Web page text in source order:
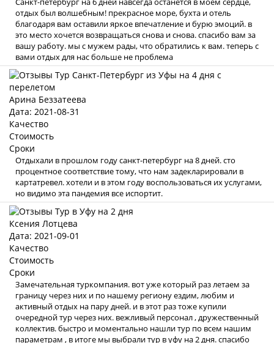
отдых был волшебным! прекрасное море, бухта и отель
благодаря вам оставили яркое впечатление и бурю эмоций. в
это место хочется возвращаться снова и снова. спасибо вам за
вашу работу. мы с мужем рады, что обратились к вам. теперь с
вами отдых для нас больше не проблема
Арина Беззатеева
Дата: 2021-08-31
Качество
Стоимость
Сроки
Отдыхали в прошлом году санкт-петербург на 8 дней. сто
процентное соответствие тому, что нам задекларировали в
картатревел. хотели и в этом году воспользоваться их услугами,
но видимо эта пандемия все испортит.
Ксения Лотцева
Дата: 2021-09-01
Качество
Стоимость
Сроки
Замечательная туркомпания. вот уже который раз летаем за
границу через них и по нашему региону ездим, любим и
активный отдых на пару дней. и в этот раз тоже купили
очередной тур через них. вежливый персонал , дружественный
коллектив. быстро и моментально нашли тур по всем нашим
параметрам , в итоге мы выбрали тур в уфу на 2 дня. спасибо